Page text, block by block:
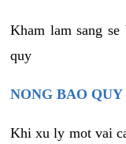
Kham lam sang
quy
NONG BAO
Khi xu ly mot vai